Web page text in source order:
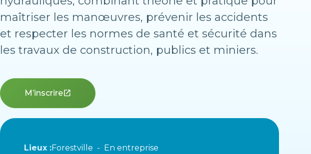
maîtriser les manœuvres, prévenir les accidents
et respecter les normes de santé et sécurité dans
les travaux de construction, publics et miniers.
M’inscrireopen_in_new
Lieux :Forestville En entreprise